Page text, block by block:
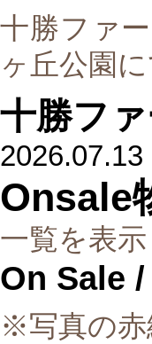
十勝ファ
ヶ丘公園
十勝フ
2026.07.13
Onsale
一覧を表示
On Sale /
※写真の赤